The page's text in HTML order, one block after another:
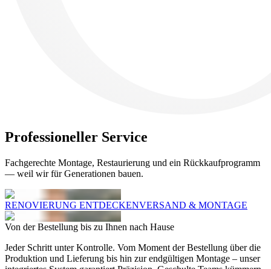
Professioneller Service
Fachgerechte Montage, Restaurierung und ein Rückkaufprogramm
— weil wir für Generationen bauen.
RENOVIERUNG ENTDECKENVERSAND & MONTAGE
Von der Bestellung bis zu Ihnen nach Hause
Jeder Schritt unter Kontrolle. Vom Moment der Bestellung über die
Produktion und Lieferung bis hin zur endgültigen Montage – unser